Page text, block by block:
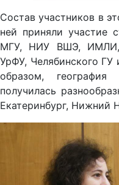
Состав участников в
ней приняли участие
МГУ, НИУ ВШЭ,
УрФУ, Челябинского
образом,
получилась
Екатеринбург, Нижний